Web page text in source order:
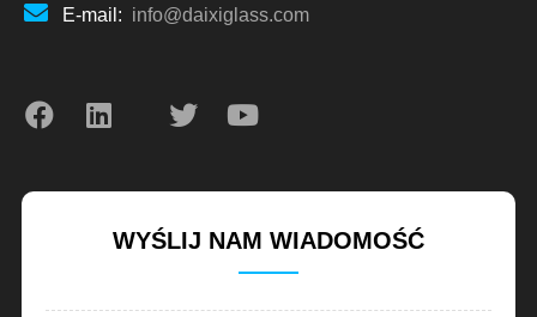
E-mail: info@daixiglass.com
WYŚLIJ NAM WIADOMOŚĆ